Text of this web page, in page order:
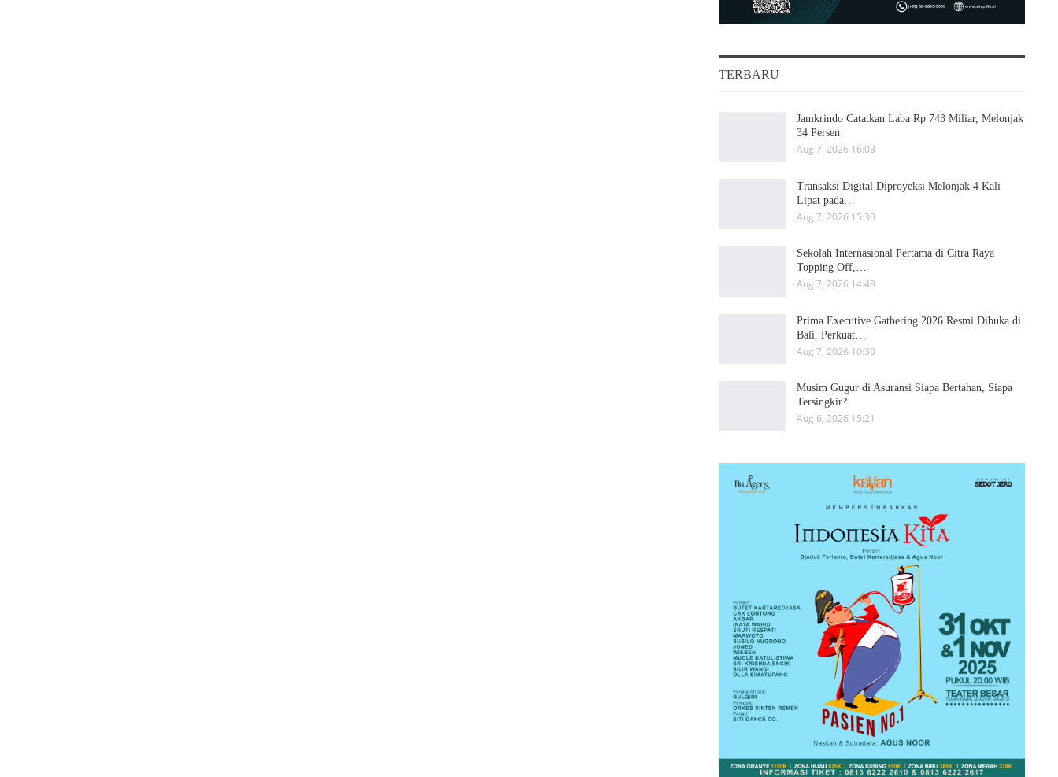
TERBARU
Jamkrindo Catatkan Laba Rp 743 Miliar, Melonjak
34 Persen
Aug 7, 2026 16:03
Transaksi Digital Diproyeksi Melonjak 4 Kali
Lipat pada…
Aug 7, 2026 15:30
Sekolah Internasional Pertama di Citra Raya
Topping Off,…
Aug 7, 2026 14:43
Prima Executive Gathering 2026 Resmi Dibuka di
Bali, Perkuat…
Aug 7, 2026 10:30
Musim Gugur di Asuransi Siapa Bertahan, Siapa
Tersingkir?
Aug 6, 2026 15:21